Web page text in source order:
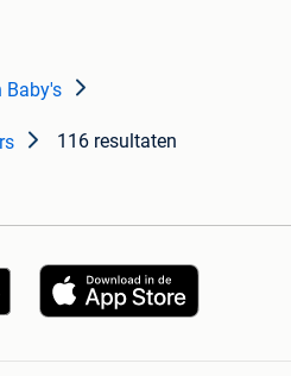
Baby's
116 resultaten